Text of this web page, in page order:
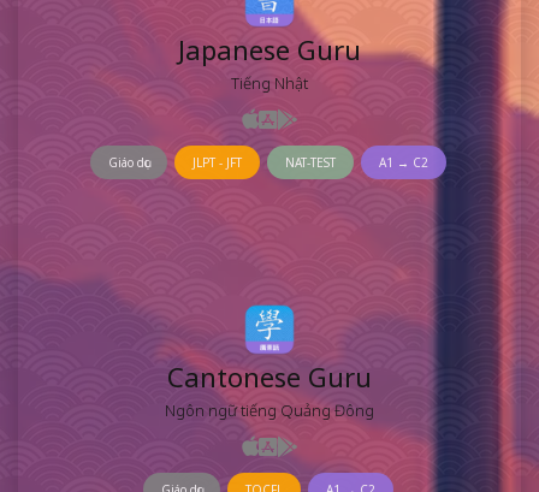
Japanese Guru
Tiếng Nhật
Giáo dục JLPT - JFT NAT-TEST A1 → C2
Cantonese Guru
Ngôn ngữ tiếng Quảng Đông